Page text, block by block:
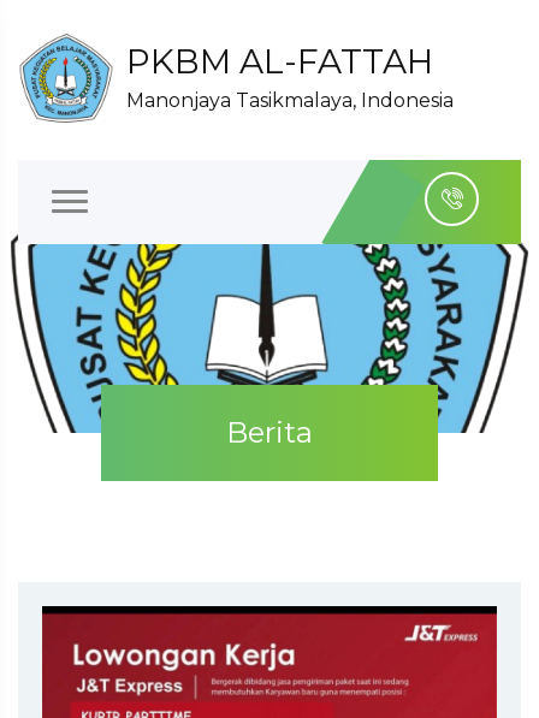
PKBM AL-FATTAH
Manonjaya Tasikmalaya, Indonesia
Berita